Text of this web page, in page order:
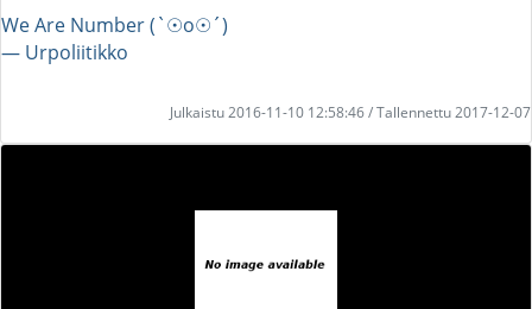
We Are Number (`☉o☉´)
― Urpoliitikko
Julkaistu 2016-11-10 12:58:46 / Tallennettu 2017-12-07